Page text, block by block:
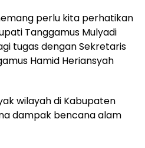
perlu kita perhatikan
Tanggamus Mulyadi
tugas dengan Sekretaris
Hamid Heriansyah
wilayah di Kabupaten
dampak bencana alam